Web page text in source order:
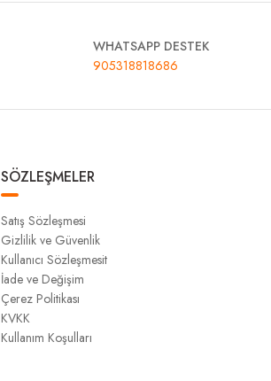
WHATSAPP DESTEK
905318818686
SÖZLEŞMELER
Satış Sözleşmesi
Gizlilik ve Güvenlik
Kullanıcı Sözleşmesit
İade ve Değişim
Çerez Politikası
KVKK
Kullanım Koşulları